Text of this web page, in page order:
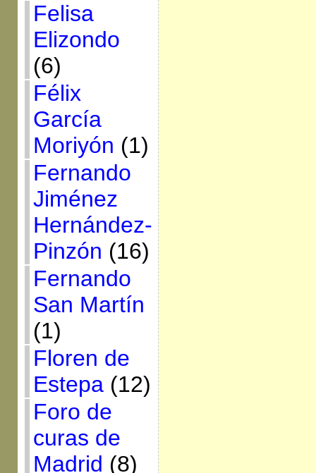
Felisa
Elizondo
(6)
Félix
García
Moriyón (1)
Fernando
Jiménez
Hernández-
Pinzón (16)
Fernando
San Martín
(1)
Floren de
Estepa(12)
Foro de
curas de
Madrid (8)